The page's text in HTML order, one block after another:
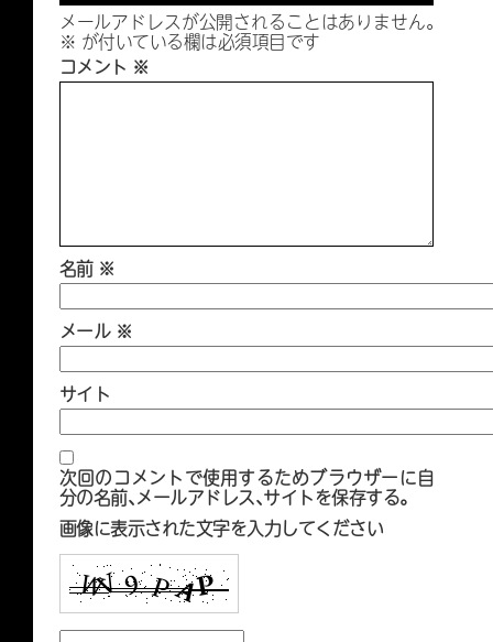
メールアドレスが公開されることはありません。
※ が付いている欄は必須項目です
コメント ※
名前 ※
メール ※
サイト
次回のコメントで使用するためブラウザーに自
分の名前、メールアドレス、サイトを保存する。
画像に表示された文字を入力してください